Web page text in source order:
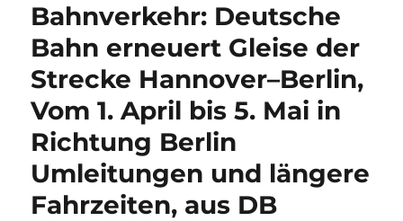
Bahnverkehr: Deutsche
Bahn erneuert Gleise der
Strecke Hannover–Berlin,
Vom 1. April bis 5. Mai in
Richtung Berlin
Umleitungen und längere
Fahrzeiten, aus DB